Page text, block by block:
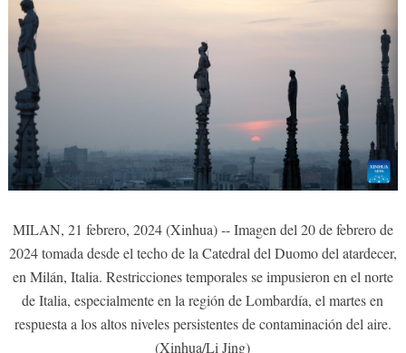
MILAN, 21 febrero, 2024 (Xinhua) -- Imagen del 20 de febrero de
2024 tomada desde el techo de la Catedral del Duomo del atardecer,
en Milán, Italia. Restricciones temporales se impusieron en el norte
de Italia, especialmente en la región de Lombardía, el martes en
respuesta a los altos niveles persistentes de contaminación del aire.
(Xinhua/Li Jing)